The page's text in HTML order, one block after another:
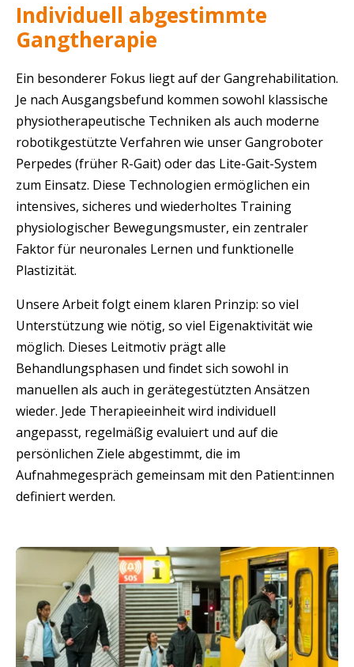
Individuell abgestimmte
Gangtherapie
Ein besonderer Fokus liegt auf der Gangrehabilitation.
Je nach Ausgangsbefund kommen sowohl klassische
physiotherapeutische Techniken als auch moderne
robotikgestützte Verfahren wie unser Gangroboter
Perpedes (früher R-Gait) oder das Lite-Gait-System
zum Einsatz. Diese Technologien ermöglichen ein
intensives, sicheres und wiederholtes Training
physiologischer Bewegungsmuster, ein zentraler
Faktor für neuronales Lernen und funktionelle
Plastizität.
Unsere Arbeit folgt einem klaren Prinzip: so viel
Unterstützung wie nötig, so viel Eigenaktivität wie
möglich. Dieses Leitmotiv prägt alle
Behandlungsphasen und findet sich sowohl in
manuellen als auch in gerätegestützten Ansätzen
wieder. Jede Therapieeinheit wird individuell
angepasst, regelmäßig evaluiert und auf die
persönlichen Ziele abgestimmt, die im
Aufnahmegespräch gemeinsam mit den Patient:innen
definiert werden.